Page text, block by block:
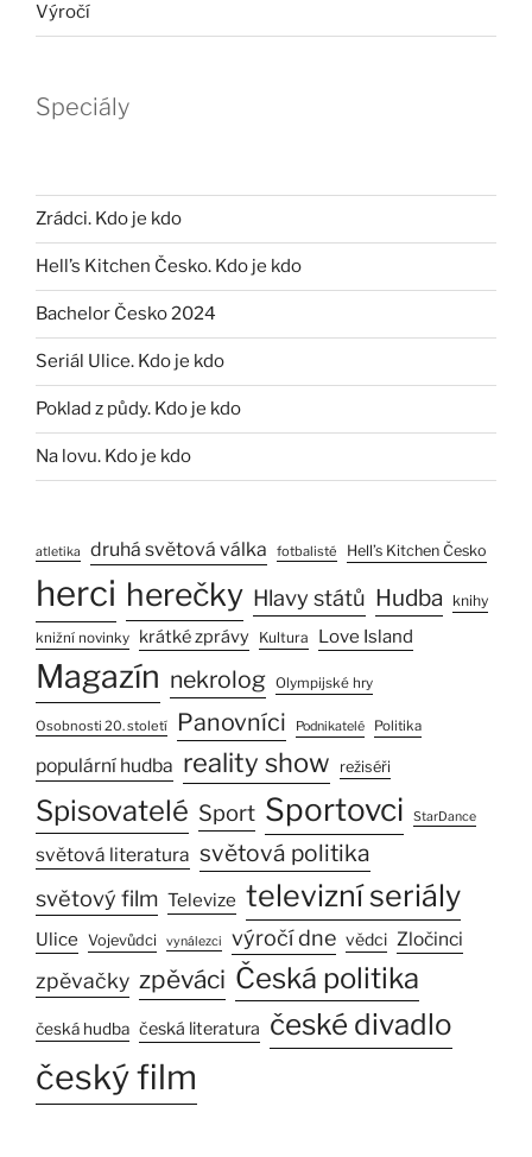
Výročí
Speciály
Zrádci. Kdo je kdo
Hell’s Kitchen Česko. Kdo je kdo
Bachelor Česko 2024
Seriál Ulice. Kdo je kdo
Poklad z půdy. Kdo je kdo
Na lovu. Kdo je kdo
atletika druhá světová válka fotbalisté Hell’s Kitchen Česko
herci herečky Hlavy států Hudba knihy
knižní novinky krátké zprávy Kultura Love Island
Magazín nekrolog Olympijské hry
Osobnosti 20. století Panovníci Podnikatelé Politika
populární hudba reality show režiséři
Spisovatelé Sport Sportovci StarDance
světová literatura světová politika
světový film Televize televizní seriály
Ulice Vojevůdci vynálezci výročí dne vědci Zločinci
zpěvačky zpěváci Česká politika
česká hudba česká literatura české divadlo
český film